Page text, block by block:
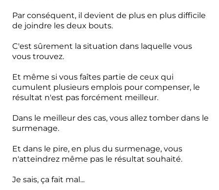
Par conséquent, il devient de plus en plus difficile
de joindre les deux bouts.
C'est sûrement la situation dans laquelle vous
vous trouvez.
Et même si vous faîtes partie de ceux qui
cumulent plusieurs emplois pour compenser, le
résultat n'est pas forcément meilleur.
Dans le meilleur des cas, vous allez tomber dans le
surmenage.
Et dans le pire, en plus du surmenage, vous
n'atteindrez même pas le résultat souhaité.
Je sais, ça fait mal...